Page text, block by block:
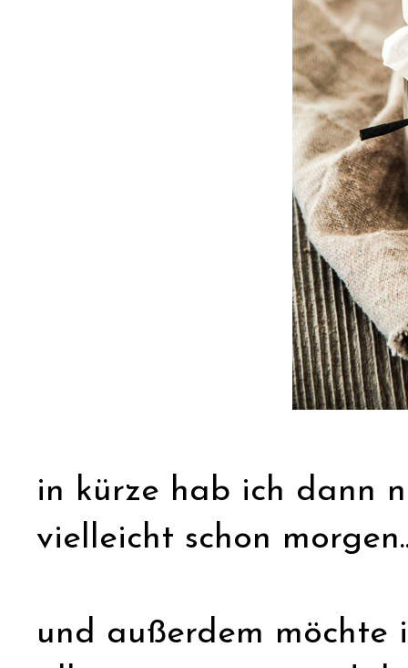
in kürze hab ich dann
vielleicht schon
und außerdem